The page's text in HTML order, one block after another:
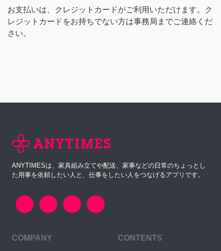
お支払いは、クレジットカードがご利用いただけます。ク
レジットカードをお持ちでない方は事務局までご連絡くだ
さい。
ANYTIMESは、家具組み立てや配送、家事などの日常のちょっとし
た用事を依頼したい人と、仕事をしたい人をつなげるアプリです。
COMPANY CONTENTS